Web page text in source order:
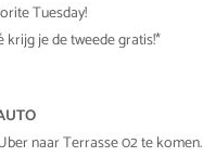
Tuesday!
je de tweede gratis!*
naar Terrasse 02 te komen.